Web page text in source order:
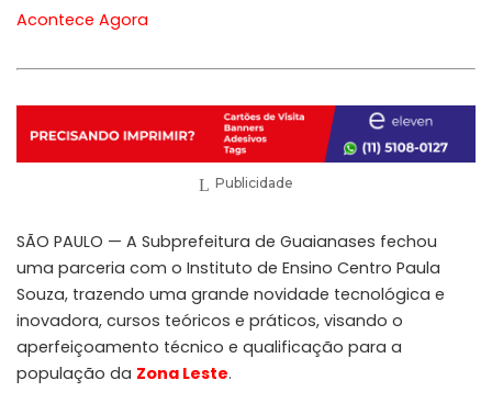
Acontece Agora
Publicidade
SÃO PAULO — A Subprefeitura de Guaianases fechou
uma parceria com o Instituto de Ensino Centro Paula
Souza, trazendo uma grande novidade tecnológica e
inovadora, cursos teóricos e práticos, visando o
aperfeiçoamento técnico e qualificação para a
população da Zona Leste.